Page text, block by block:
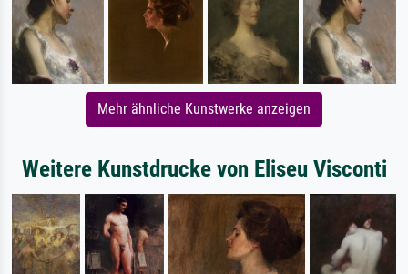
Mehr ähnliche Kunstwerke anzeigen
Weitere Kunstdrucke von Eliseu Visconti